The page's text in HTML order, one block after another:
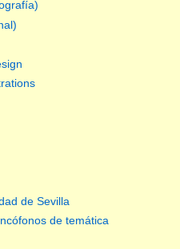
de Sevilla
de temática